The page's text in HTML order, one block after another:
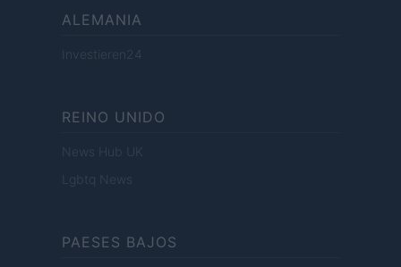
ALEMANIA
Investieren24
REINO UNIDO
News Hub UK
Lgbtq News
PAESES BAJOS